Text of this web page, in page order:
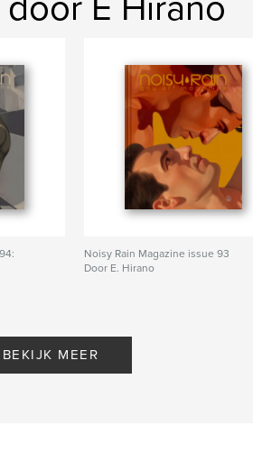
Noisy Rain Magazine issue 93
Door E. Hirano
BEKIJK MEER